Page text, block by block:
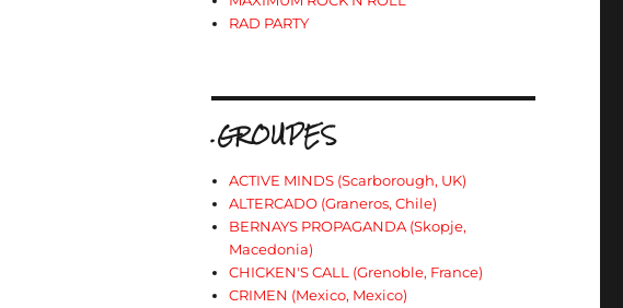
RAD PARTY
.GROUPES
ACTIVE MINDS (Scarborough, UK)
ALTERCADO (Graneros, Chile)
BERNAYS PROPAGANDA (Skopje,
Macedonia)
CHICKEN'S CALL (Grenoble, France)
CRIMEN (Mexico, Mexico)